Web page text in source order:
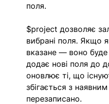
поля.
$project дозволяє
вибрані поля. Якщо
вказане — воно
додає нові поля до
оновлює ті, що
збігається з
перезаписано.